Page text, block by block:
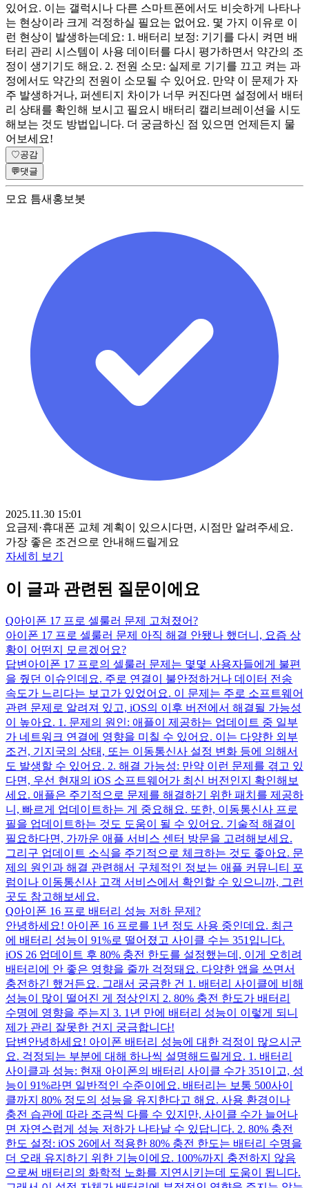
있어요. 이는 갤럭시나 다른 스마트폰에서도 비슷하게 나타나
는 현상이라 크게 걱정하실 필요는 없어요. 몇 가지 이유로 이
런 현상이 발생하는데요: 1. 배터리 보정: 기기를 다시 켜면 배
터리 관리 시스템이 사용 데이터를 다시 평가하면서 약간의 조
정이 생기기도 해요. 2. 전원 소모: 실제로 기기를 끄고 켜는 과
정에서도 약간의 전원이 소모될 수 있어요. 만약 이 문제가 자
주 발생하거나, 퍼센티지 차이가 너무 커진다면 설정에서 배터
리 상태를 확인해 보시고 필요시 배터리 캘리브레이션을 시도
해보는 것도 방법입니다. 더 궁금하신 점 있으면 언제든지 물
어보세요!
♡공감
💬댓글
모요 틈새홍보봇
2025.11.30 15:01
요금제·휴대폰 교체 계획이 있으시다면, 시점만 알려주세요.
가장 좋은 조건으로 안내해드릴게요
자세히 보기
이 글과 관련된 질문이에요
Q아이폰 17 프로 셀룰러 문제 고쳐졌어?
아이폰 17 프로 셀룰러 문제 아직 해결 안됐나 했더니, 요즘 상
황이 어떤지 모르겠어요?
답변 아이폰 17 프로의 셀룰러 문제는 몇몇 사용자들에게 불편
을 줬던 이슈인데요. 주로 연결이 불안정하거나 데이터 전송
속도가 느리다는 보고가 있었어요. 이 문제는 주로 소프트웨어
관련 문제로 알려져 있고, iOS의 이후 버전에서 해결될 가능성
이 높아요. 1. 문제의 원인: 애플이 제공하는 업데이트 중 일부
가 네트워크 연결에 영향을 미칠 수 있어요. 이는 다양한 외부
조건, 기지국의 상태, 또는 이동통신사 설정 변화 등에 의해서
도 발생할 수 있어요. 2. 해결 가능성: 만약 이런 문제를 겪고 있
다면, 우선 현재의 iOS 소프트웨어가 최신 버전인지 확인해보
세요. 애플은 주기적으로 문제를 해결하기 위한 패치를 제공하
니, 빠르게 업데이트하는 게 중요해요. 또한, 이동통신사 프로
필을 업데이트하는 것도 도움이 될 수 있어요. 기술적 해결이
필요하다면, 가까운 애플 서비스 센터 방문을 고려해보세요.
그리구 업데이트 소식을 주기적으로 체크하는 것도 좋아요. 문
제의 원인과 해결 관련해서 구체적인 정보는 애플 커뮤니티 포
럼이나 이동통신사 고객 서비스에서 확인할 수 있으니까, 그런
곳도 참고해보세요.
Q아이폰 16 프로 배터리 성능 저하 문제?
안녕하세요! 아이폰 16 프로를 1년 정도 사용 중인데요. 최근
에 배터리 성능이 91%로 떨어졌고 사이클 수는 351입니다.
iOS 26 업데이트 후 80% 충전 한도를 설정했는데, 이게 오히려
배터리에 안 좋은 영향을 줄까 걱정돼요. 다양한 앱을 쓰면서
충전하긴 했거든요. 그래서 궁금한 건 1. 배터리 사이클에 비해
성능이 많이 떨어진 게 정상인지 2. 80% 충전 한도가 배터리
수명에 영향을 주는지 3. 1년 만에 배터리 성능이 이렇게 되니
제가 관리 잘못한 건지 궁금합니다!
답변 안녕하세요! 아이폰 배터리 성능에 대한 걱정이 많으시군
요. 걱정되는 부분에 대해 하나씩 설명해드릴게요. 1. 배터리
사이클과 성능: 현재 아이폰의 배터리 사이클 수가 351이고, 성
능이 91%라면 일반적인 수준이에요. 배터리는 보통 500사이
클까지 80% 정도의 성능을 유지한다고 해요. 사용 환경이나
충전 습관에 따라 조금씩 다를 수 있지만, 사이클 수가 늘어나
면 자연스럽게 성능 저하가 나타날 수 있답니다. 2. 80% 충전
한도 설정: iOS 26에서 적용한 80% 충전 한도는 배터리 수명을
더 오래 유지하기 위한 기능이에요. 100%까지 충전하지 않음
으로써 배터리의 화학적 노화를 지연시키는데 도움이 됩니다.